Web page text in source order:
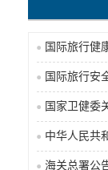
国际旅行健
国际旅行安